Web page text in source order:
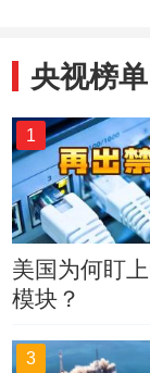
央视榜单
1
美国为何盯
模块？
3